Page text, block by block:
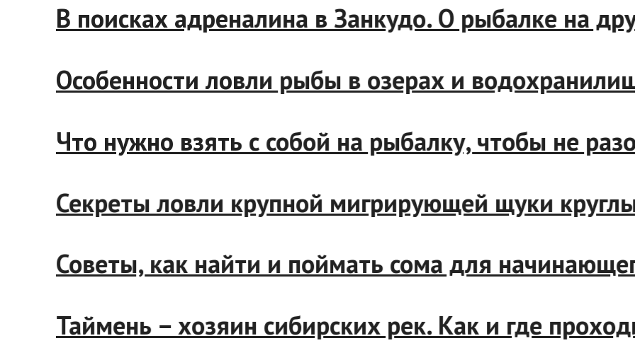
В поисках адреналина в Занкудо. О рыбалке на
Особенности ловли рыбы в озерах и
Что нужно взять с собой на рыбалку, чтобы не
Секреты ловли крупной мигрирующей щуки
Советы, как найти и поймать сома для
Таймень – хозяин сибирских рек. Как и где